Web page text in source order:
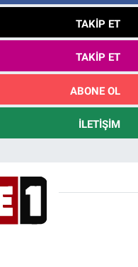
TAKIP ET
TAKIP ET
ABONE OL
İLETIŞIM